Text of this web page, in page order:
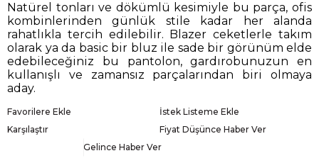
Natürel tonları ve dökümlü kesimiyle bu parça, ofis
kombinlerinden günlük stile kadar her alanda
rahatlıkla tercih edilebilir. Blazer ceketlerle takım
olarak ya da basic bir bluz ile sade bir görünüm elde
edebileceğiniz bu pantolon, gardırobunuzun en
kullanışlı ve zamansız parçalarından biri olmaya
aday.
Favorilere Ekle
İstek Listeme Ekle
Karşılaştır
Fiyat Düşünce Haber Ver
Gelince Haber Ver